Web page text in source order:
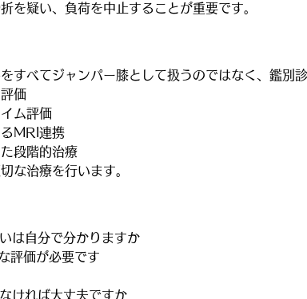
を疑い、負荷を中止することが重要です。
すべてジャンパー膝として扱うのではなく、鑑別
価
ム評価
るMRI連携
段階的治療
な治療を行います。
は自分で分かりますか
評価が必要です
ければ大丈夫ですか